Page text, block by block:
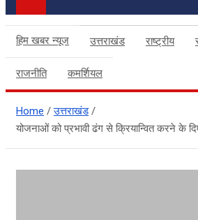
हिम खबर न्यूज उत्तराखंड राष्ट्रीय
राजनीति कमर्शियल
Home
उत्तराखंड
योजनाओं को प्रभावी ढंग से क्रियान्वित करने के